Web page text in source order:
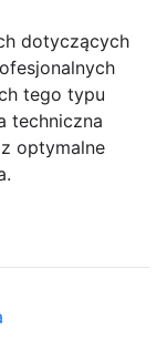
dotyczących
tego typu
techniczna
optymalne